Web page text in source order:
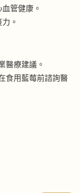
管健康。
。
醫療建議。
食用藍莓前諮詢醫